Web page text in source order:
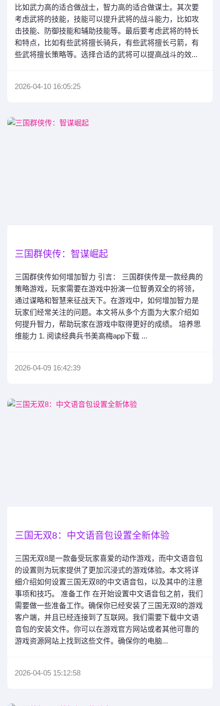
比如武力高的适合做战士，智力高的适合做谋士。其次要
考虑武将的技能，技能可以提升武将的战斗能力，比如攻
击技能、防御技能和辅助技能等。最后要考虑武将的特长
和特点，比如有些武将擅长骑兵，有些武将擅长弓箭，有
些武将擅长策略等。选择合适的武将可以提高战斗的效...
2026-04-10 16:05:25
三国群侠传：智谋崛起
三国群侠传如何增加智力 引言： 三国群侠传是一款经典的
策略游戏，玩家需要在游戏中扮演一位智勇双全的将领，
通过谋略和智慧来征战天下。在游戏中，如何增加智力是
玩家们经常关注的问题。本文将从多个方面为大家介绍如
何提升智力，帮助玩家在游戏中取得更好的成绩。 培养思
维能力 1. 阅读经典兵书美高梅app下载 ...
2026-04-09 16:42:39
三国无双8：中文语音包设置全新体验
三国无双8是一款备受玩家喜爱的动作游戏，而中文语音包
的设置则为玩家提供了更加沉浸式的游戏体验。本文将详
细介绍如何设置三国无双8的中文语音包，以及其中的注意
事项和技巧。 准备工作 在开始设置中文语音包之前，我们
需要做一些准备工作。确保你已经安装了三国无双8的游戏
客户端，并且已经连接到了互联网。我们需要下载中文语
音包的安装文件。你可以在游戏官方网站或者其他可靠的
游戏资源网站上找到这些文件。确保你的电脑...
2026-04-05 15:12:58